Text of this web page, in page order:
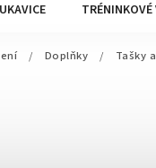
TRÉNINKOVÉ
/ Doplňky / Tašky